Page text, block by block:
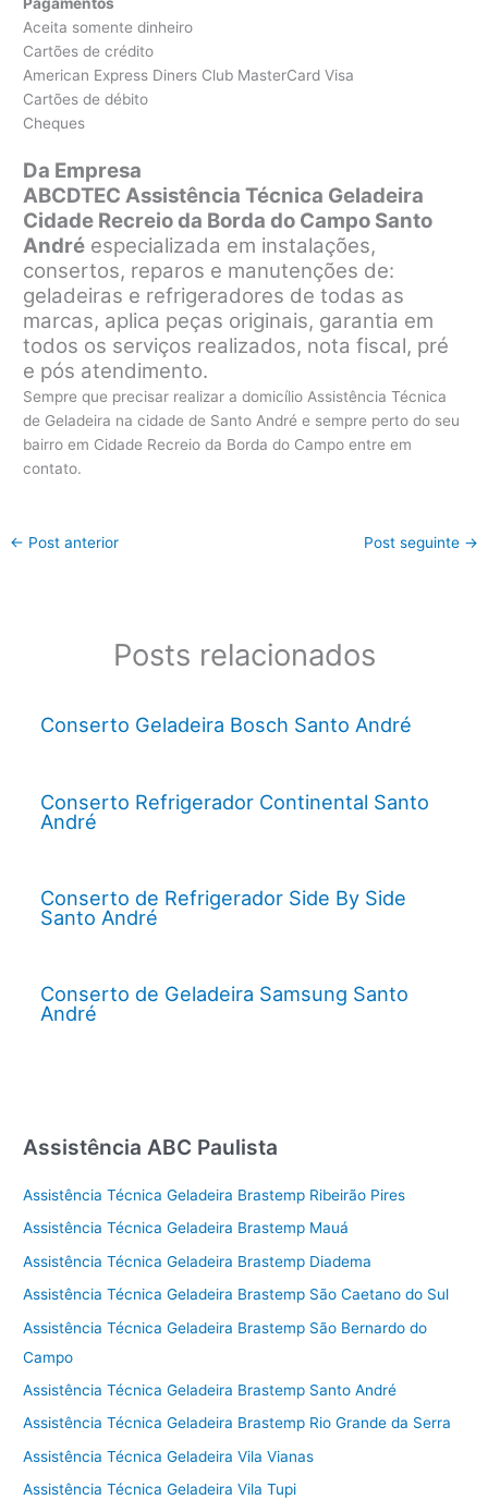
Aceita somente dinheiro
Cartões de crédito
American Express Diners Club MasterCard Visa
Cartões de débito
Cheques
Da Empresa
ABCDTEC Assistência Técnica Geladeira
Cidade Recreio da Borda do Campo Santo
André especializada em instalações,
consertos, reparos e manutenções de:
geladeiras e refrigeradores de todas as
marcas, aplica peças originais, garantia em
todos os serviços realizados, nota fiscal, pré
e pós atendimento.
Sempre que precisar realizar a domicílio Assistência Técnica
de Geladeira na cidade de Santo André e sempre perto do seu
bairro em Cidade Recreio da Borda do Campo entre em
contato.
← Post anterior Post seguinte →
Posts relacionados
Conserto Geladeira Bosch Santo André
Conserto Refrigerador Continental Santo
André
Conserto de Refrigerador Side By Side
Santo André
Conserto de Geladeira Samsung Santo
André
Assistência ABC Paulista
Assistência Técnica Geladeira Brastemp Ribeirão Pires
Assistência Técnica Geladeira Brastemp Mauá
Assistência Técnica Geladeira Brastemp Diadema
Assistência Técnica Geladeira Brastemp São Caetano do Sul
Assistência Técnica Geladeira Brastemp São Bernardo do
Campo
Assistência Técnica Geladeira Brastemp Santo André
Assistência Técnica Geladeira Brastemp Rio Grande da Serra
Assistência Técnica Geladeira Vila Vianas
Assistência Técnica Geladeira Vila Tupi